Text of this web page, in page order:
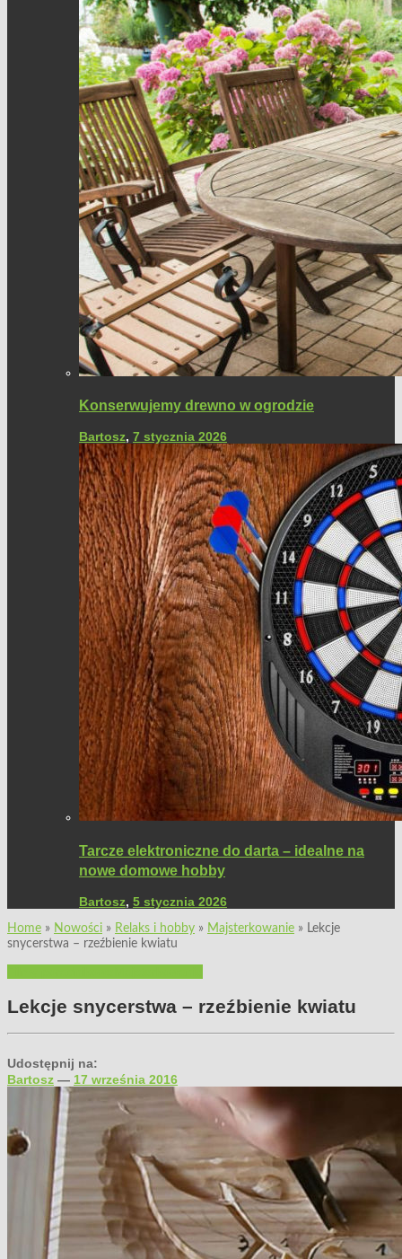
Konserwujemy drewno w ogrodzie
Bartosz, 7 stycznia 2026
Tarcze elektroniczne do darta – idealne na
nowe domowe hobby
Bartosz, 5 stycznia 2026
Home » Nowości » Relaks i hobby » Majsterkowanie » Lekcje
snycerstwa – rzeźbienie kwiatu
Lekcje snycerstwa – rzeźbienie kwiatu
Udostępnij na:
Bartosz — 17 września 2016